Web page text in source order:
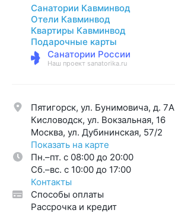
Санатории Кавминвод
Отели Кавминвод
Квартиры Кавминвод
Подарочные карты
Санатории России
Наш проект sanatorika.ru
Пятигорск, ул. Бунимовича, д. 7A
Кисловодск, ул. Вокзальная, 16
Москва, ул. Дубининская, 57/2
Показать на карте
Пн.–пт. с 08:00 до 20:00
Cб.–вс. с 10:00 до 17:00
Контакты
Способы оплаты
Рассрочка и кредит